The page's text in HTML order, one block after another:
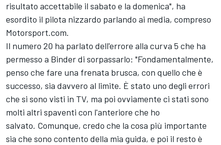
risultato accettabile il sabato e la domenica", ha
esordito il pilota nizzardo parlando ai media, compreso
Motorsport.com.
Il numero 20 ha parlato dell'errore alla curva 5 che ha
permesso a Binder di sorpassarlo: "Fondamentalmente,
penso che fare una frenata brusca, con quello che è
successo, sia davvero al limite. È stato uno degli errori
che si sono visti in TV, ma poi ovviamente ci stati sono
molti altri spaventi con l'anteriore che ho
salvato. Comunque, credo che la cosa più importante
sia che sono contento della mia guida, e poi il resto è